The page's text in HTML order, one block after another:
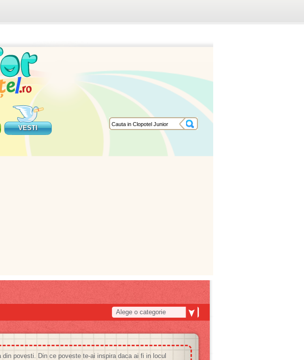
VESTI
Alege o categorie
povesti. Din ce poveste te-ai inspira daca ai fi in locul